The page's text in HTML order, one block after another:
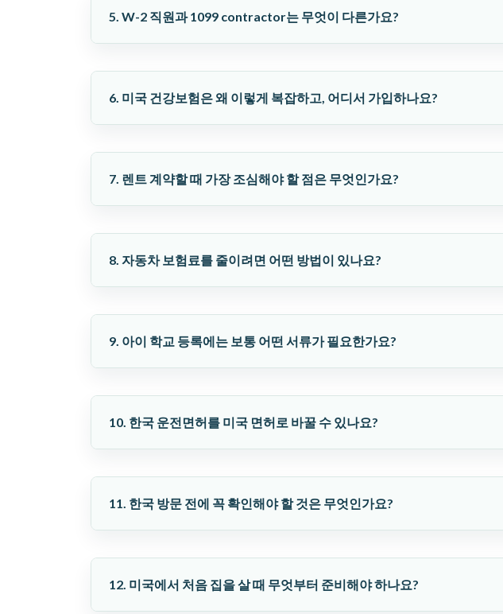
5. W-2 직원과 1099 contractor는 무엇이 다른가요?
6. 미국 건강보험은 왜 이렇게 복잡하고, 어디서 가입하나요?
7. 렌트 계약할 때 가장 조심해야 할 점은 무엇인가요?
8. 자동차 보험료를 줄이려면 어떤 방법이 있나요?
9. 아이 학교 등록에는 보통 어떤 서류가 필요한가요?
10. 한국 운전면허를 미국 면허로 바꿀 수 있나요?
11. 한국 방문 전에 꼭 확인해야 할 것은 무엇인가요?
12. 미국에서 처음 집을 살 때 무엇부터 준비해야 하나요?